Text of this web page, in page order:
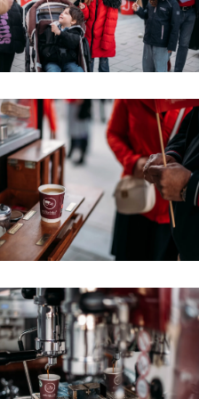
Read more
Read more
Read more